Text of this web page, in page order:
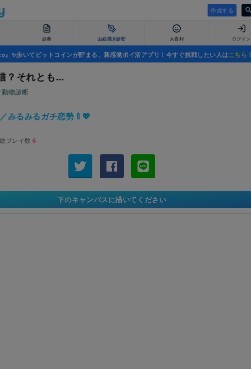
作成する
診断 お絵描き診断 大喜利 ログイン
』✨歩いてビットコインが貯まる、新感覚ポイ活アプリ！今すぐ挑戦したい人はこちら ！
？それとも…
物診断
みるみるガチ恋勢🍼💖
総プレイ数 6
下のキャンバスに描いてください